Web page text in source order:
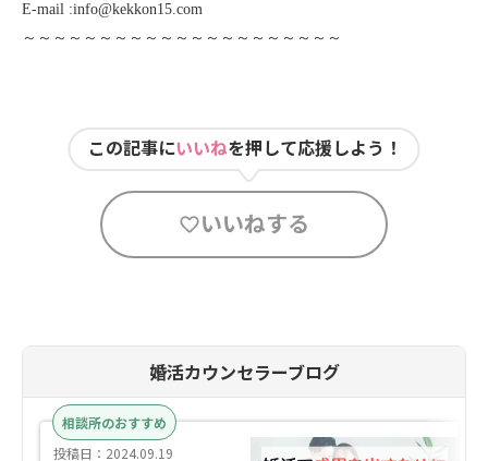
E-mail :info@kekkon15.com
～～～～～～～～～～～～～～～～～～～～～
この記事にいいねを押して応援しよう！
いいねする
婚活カウンセラーブログ
相談所のおすすめ
投稿日：2024.09.19